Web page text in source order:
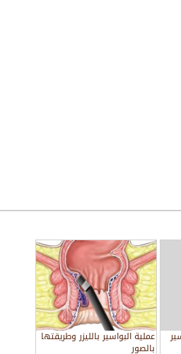
عملية البواسير بالليزر وطريقتها
بالصور